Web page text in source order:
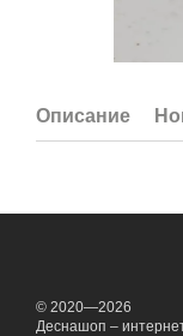
Описание
© 2020—2026
Деснашоп –